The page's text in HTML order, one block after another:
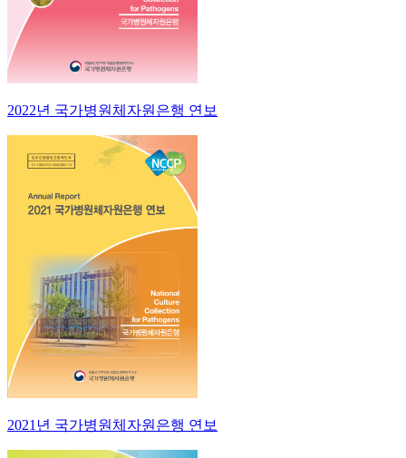
2022년 국가병원체자원은행 연보
2021년 국가병원체자원은행 연보